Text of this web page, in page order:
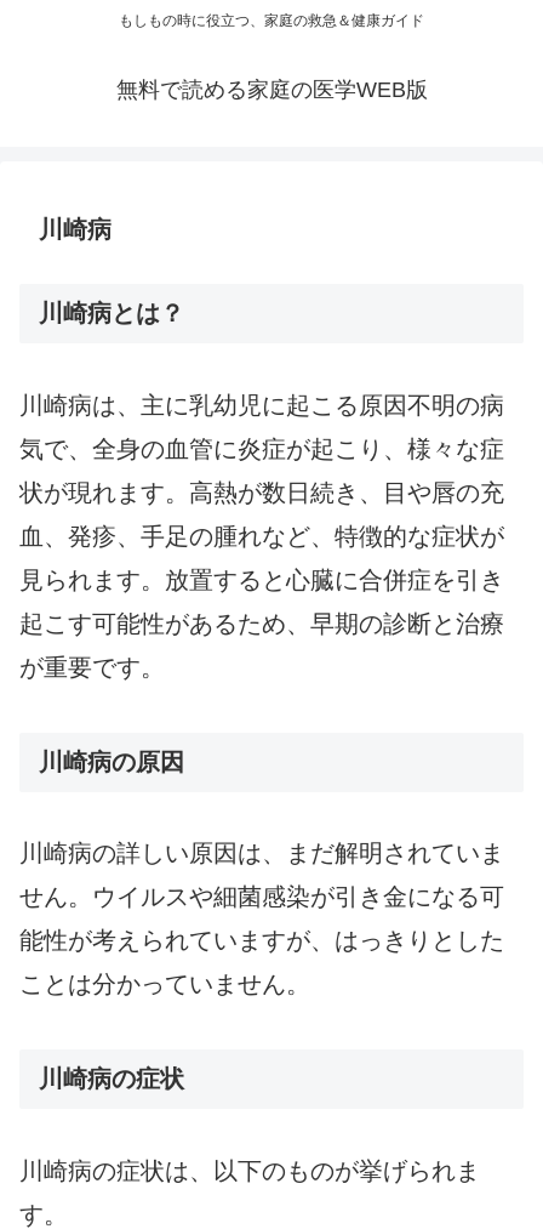
もしもの時に役立つ、家庭の救急＆健康ガイド
無料で読める家庭の医学WEB版
川崎病
川崎病とは？
川崎病は、主に乳幼児に起こる原因不明の病
気で、全身の血管に炎症が起こり、様々な症
状が現れます。高熱が数日続き、目や唇の充
血、発疹、手足の腫れなど、特徴的な症状が
見られます。放置すると心臓に合併症を引き
起こす可能性があるため、早期の診断と治療
が重要です。
川崎病の原因
川崎病の詳しい原因は、まだ解明されていま
せん。ウイルスや細菌感染が引き金になる可
能性が考えられていますが、はっきりとした
ことは分かっていません。
川崎病の症状
川崎病の症状は、以下のものが挙げられま
す。